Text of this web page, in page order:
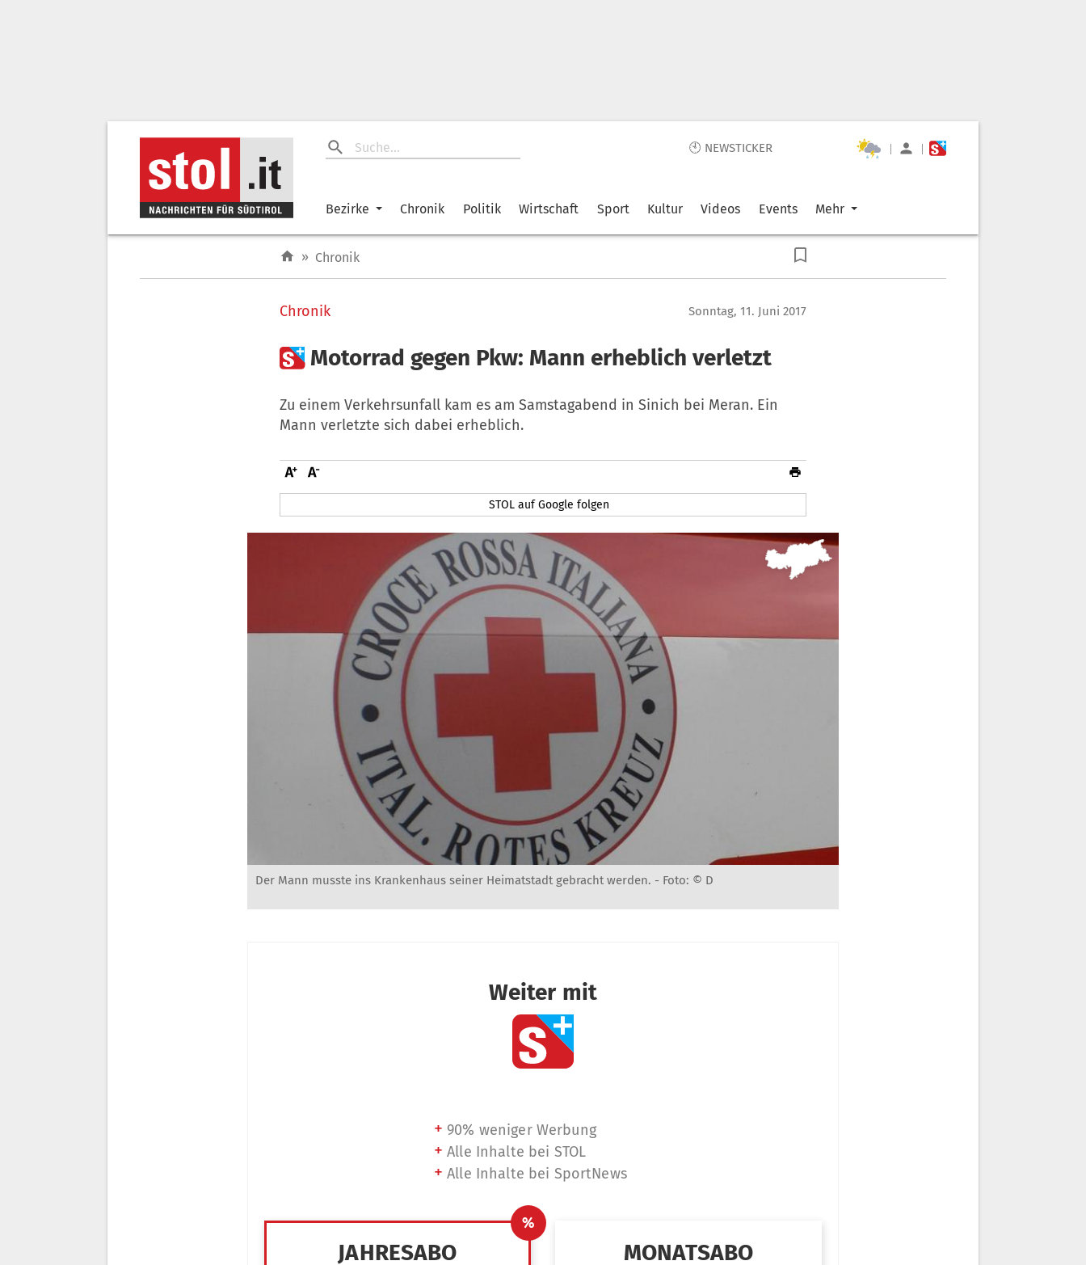
🕙 NEWSTICKER | |
Bezirke Chronik Politik Wirtschaft Sport Kultur Videos Events Mehr
» Chronik
Chronik Sonntag, 11. Juni 2017
 Motorrad gegen Pkw: Mann erheblich verletzt
Zu einem Verkehrsunfall kam es am Samstagabend in Sinich bei Meran. Ein
Mann verletzte sich dabei erheblich.
STOL auf Google folgen
Der Mann musste ins Krankenhaus seiner Heimatstadt gebracht werden. - Foto: © D